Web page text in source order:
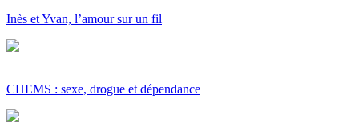
Inès et Yvan, l’amour sur un fil
CHEMS : sexe, drogue et dépendance